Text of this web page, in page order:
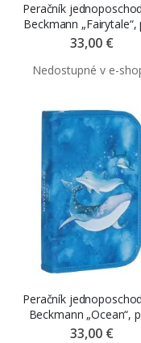
Peračník
Beckmann „Fairytale“,
33,00 €
Peračník
Beckmann „Ocean“,
33,00 €